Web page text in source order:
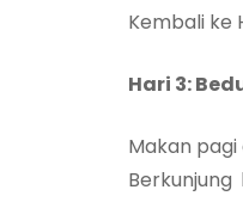
Kembali ke
Hari 3:
Makan